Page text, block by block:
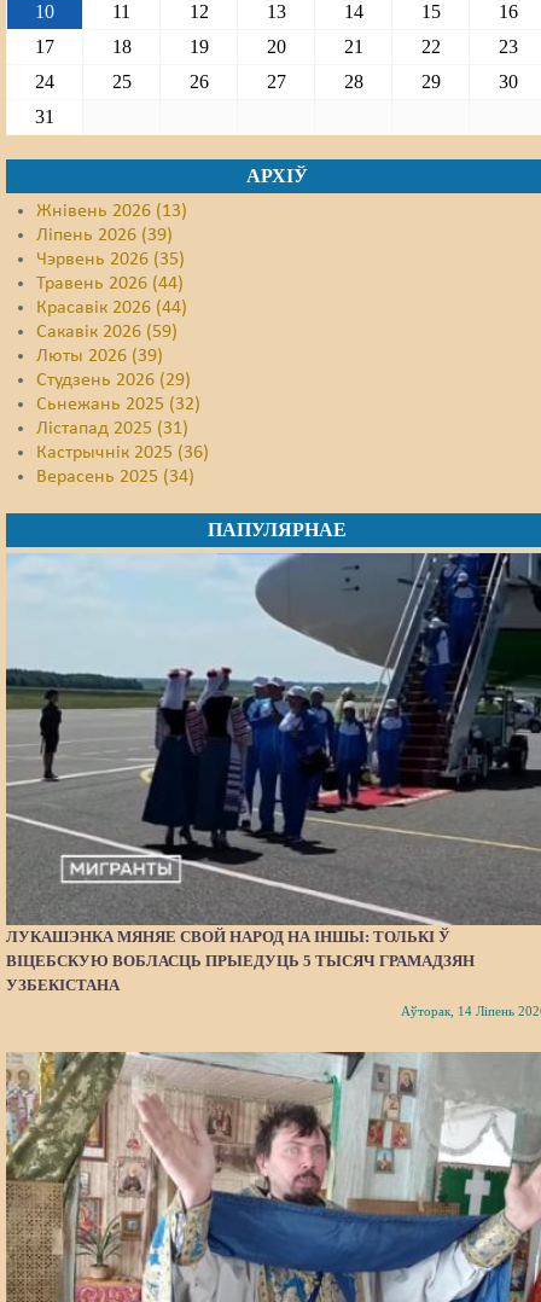
10
11 12 13 14 15
16
17
18 19 20 21 22
23
24
25 26 27 28 29
30
31
АРХІЎ
Жнівень 2026 (13)
Ліпень 2026 (39)
Чэрвень 2026 (35)
Травень 2026 (44)
Красавік 2026 (44)
Сакавік 2026 (59)
Люты 2026 (39)
Студзень 2026 (29)
Сьнежань 2025 (32)
Лістапад 2025 (31)
Кастрычнік 2025 (36)
Верасень 2025 (34)
ПАПУЛЯРНАЕ
ЛУКАШЭНКА МЯНЯЕ СВОЙ НАРОД НА ІНШЫ: ТОЛЬКІ Ў
ВІЦЕБСКУЮ ВОБЛАСЦЬ ПРЫЕДУЦЬ 5 ТЫСЯЧ ГРАМАДЗЯН
УЗБЕКІСТАНА
Аўторак, 14 Ліпень